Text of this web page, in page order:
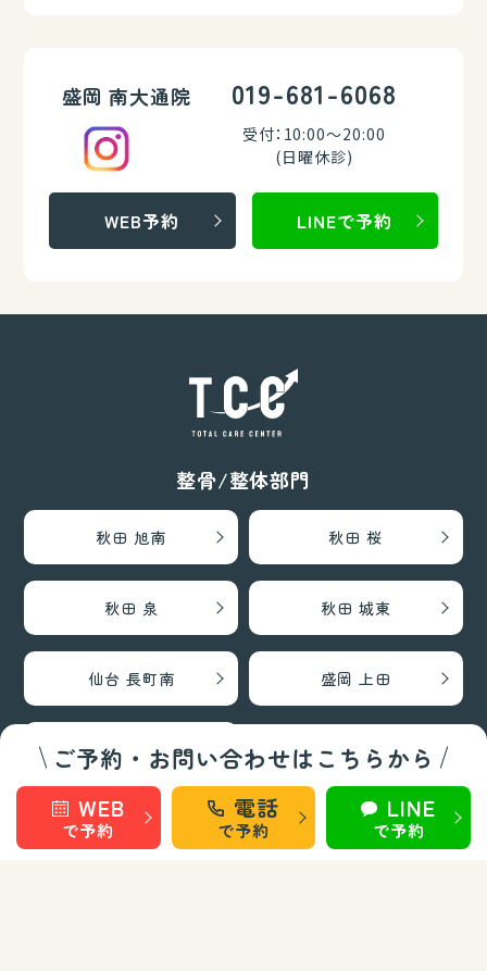
ご予約・お問い合わせはこちらから
WEB
で予約
電話
で予約
LINE
で予約
盛岡 南大通院 019-681-6068
受付：10:00～20:00
(日曜休診)
WEB予約 LINEで予約
整骨/整体部門
秋田 旭南 秋田 桜
秋田 泉 秋田 城東
仙台 長町南 盛岡 上田
盛岡 南大通
巻き爪矯正・フットケア部門